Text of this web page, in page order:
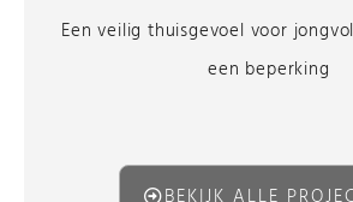
Een veilig thuisgevoel voor
een beperking